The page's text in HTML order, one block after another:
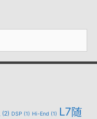
(2) DSP (1) Hi-End (1) L7随